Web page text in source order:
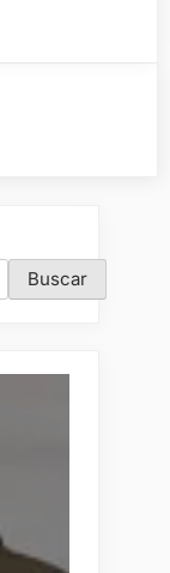
Buscar